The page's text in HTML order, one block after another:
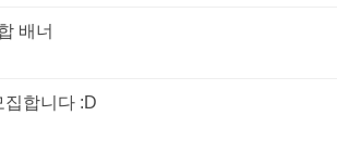
배너
합니다 :D